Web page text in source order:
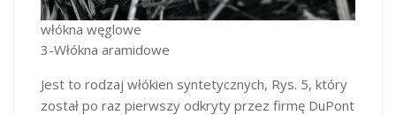
włókna węglowe
3-Włókna aramidowe
Jest to rodzaj włókien syntetycznych, Rys. 5, który
został po raz pierwszy odkryty przez firmę DuPont